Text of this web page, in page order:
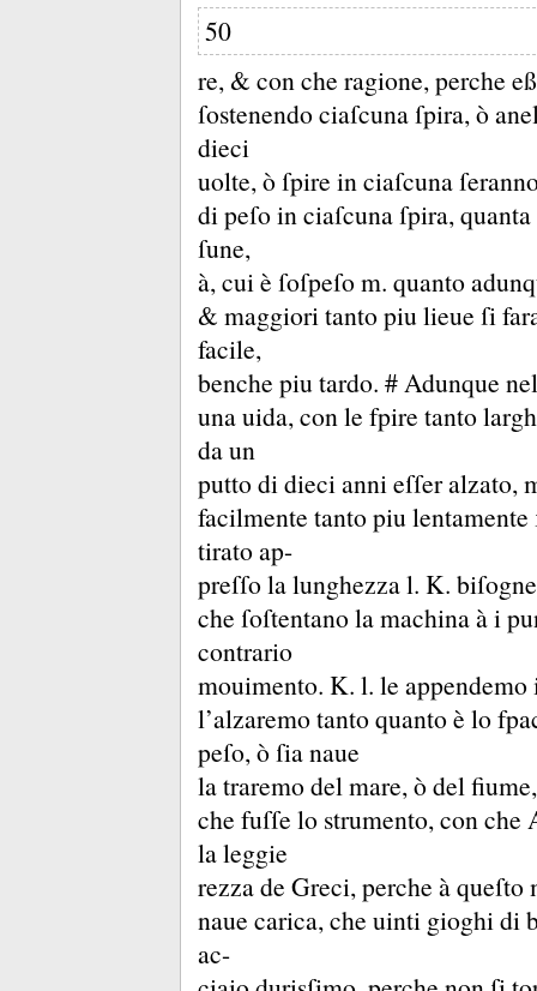
50
re, & con che ragione, perche
ſostenendo ciaſcuna ſpira, ò
dieci
uolte, ò ſpire in ciaſcuna
di peſo in ciaſcuna ſpira,
ſune,
à, cui è ſoſpeſo m. quanto
& maggiori tanto piu lieue ſi
facile,
benche piu tardo. # Adunque
una uida, con le fpire tanto
da un
putto di dieci anni eſſer alzato,
facilmente tanto piu
tirato ap-
preſſo la lunghezza l. K.
che ſoſtentano la machina à i
contrario
mouimento. K. l. le
l’alzaremo tanto quanto è lo
peſo, ò ſia naue
la traremo del mare, ò del
che fuſſe lo strumento, con
la leggie
rezza de Greci, perche à
naue carica, che uinti gioghi di
ac-